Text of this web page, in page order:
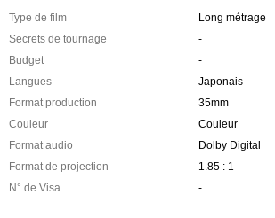
Type de film
Long métrage
Secrets de tournage
-
Budget
-
Langues
Japonais
Format production
35mm
Couleur
Couleur
Format audio
Dolby Digital
Format de projection
1.85 : 1
N° de Visa
-